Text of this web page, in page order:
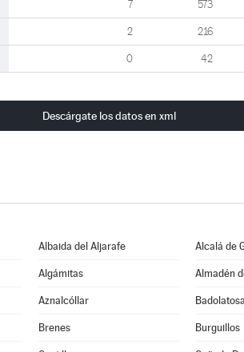
7 573
2 216
0 42
Descárgate los datos en xml
Albaida del Aljarafe Alcalá de
Algámitas Almadén
Aznalcóllar Badolatosa
Brenes Burguillos